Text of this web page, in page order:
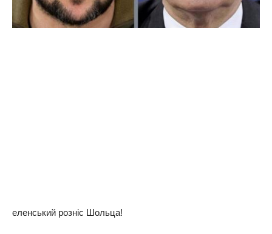
еленський розніс Шольца!